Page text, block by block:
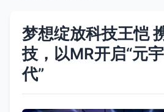
梦想绽放科技王恺
技，以MR开启“元
代”